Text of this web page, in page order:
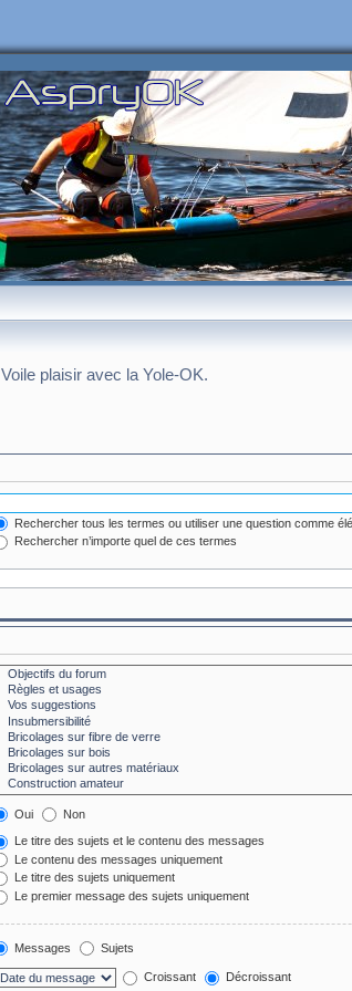
Voile plaisir avec la Yole-OK.
Rechercher tous les termes ou utiliser une question comme
Rechercher n’importe quel de ces termes
Oui Non
Le titre des sujets et le contenu des messages
Le contenu des messages uniquement
Le titre des sujets uniquement
Le premier message des sujets uniquement
Messages Sujets
Croissant Décroissant